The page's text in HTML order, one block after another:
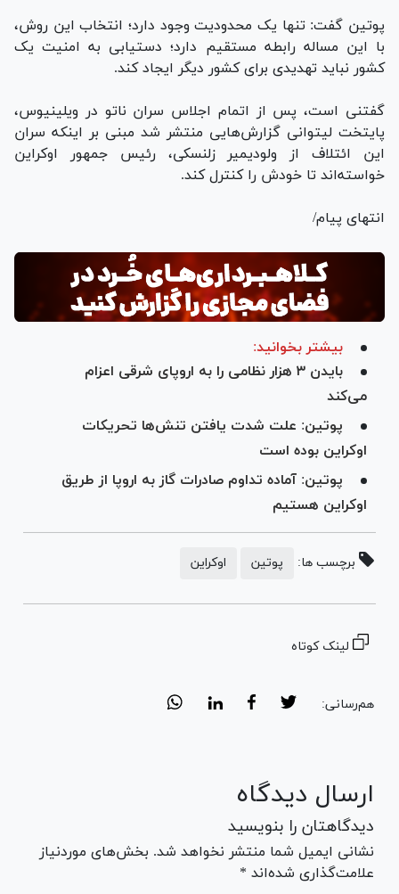
پوتین گفت: تنها یک محدودیت وجود دارد؛ انتخاب این روش،
با این مساله رابطه مستقیم دارد؛ دستیابی به امنیت یک
کشور نباید تهدیدی برای کشور دیگر ایجاد کند.
گفتنی است، پس از اتمام اجلاس سران ناتو در ویلینیوس،
پایتخت لیتوانی گزارش‌هایی منتشر شد مبنی بر اینکه سران
این ائتلاف از ولودیمیر زلنسکی، رئیس جمهور اوکراین
خواسته‌اند تا خودش را کنترل کند.
انتهای پیام/
بیشتر بخوانید:
بایدن ۳ هزار نظامی را به اروپای شرقی اعزام
می‌کند
پوتین: علت شدت یافتن تنش‌ها تحریکات
اوکراین بوده است
پوتین: آماده تداوم صادرات گاز به اروپا از طریق
اوکراین هستیم
برچسب ها: پوتین اوکراین
لینک کوتاه
هم‌رسانی:
ارسال دیدگاه
دیدگاهتان را بنویسید
نشانی ایمیل شما منتشر نخواهد شد. بخش‌های موردنیاز
علامت‌گذاری شده‌اند *